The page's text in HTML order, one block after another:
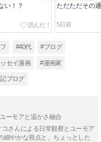
い！？ ただただその
5日前
#40代 #ブログ
セイ漫画 #漫画家
ブログ
ーモアと温かさ融合
さんによる日常観察とユーモア
細やかな視点と、ちょっとした